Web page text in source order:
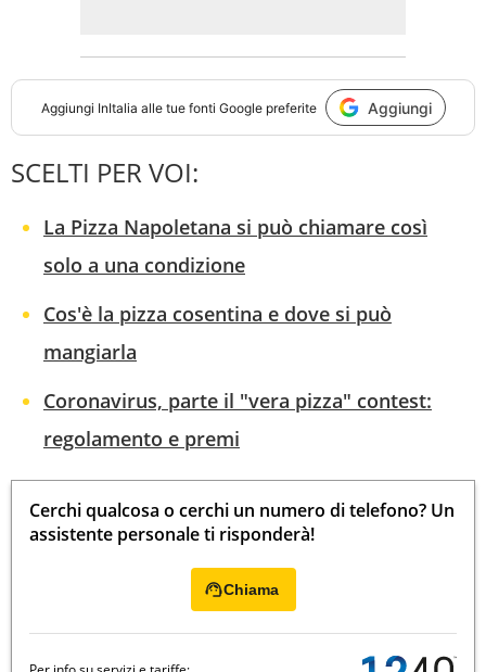
Aggiungi InItalia alle tue fonti Google preferite Aggiungi
SCELTI PER VOI:
La Pizza Napoletana si può chiamare così
solo a una condizione
Cos'è la pizza cosentina e dove si può
mangiarla
Coronavirus, parte il "vera pizza" contest:
regolamento e premi
Cerchi qualcosa o cerchi un numero di telefono? Un
assistente personale ti risponderà!
Chiama